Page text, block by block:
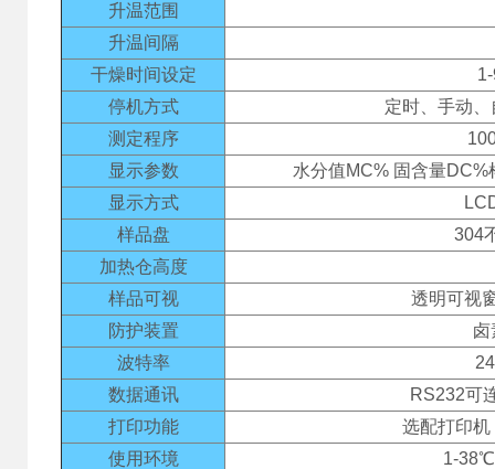
升温范围
升温间隔
干燥时间设定
停机方式
定时、手动
测定程序
显示参数
水分值MC% 固含量
显示方式
样品盘
304
加热仓高度
样品可视
透明可视
防护装置
卤
波特率
数据通讯
RS232可
打印功能
选配打印
使用环境
1-